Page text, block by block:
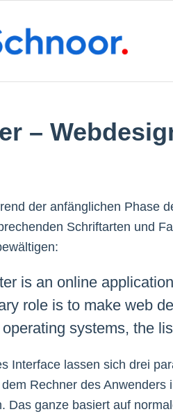
–
der anfänglichen Phase
Schriftarten und
is an online
role is to make web
systems, the
Interface lassen sich drei
Rechner des
Das ganze basiert auf